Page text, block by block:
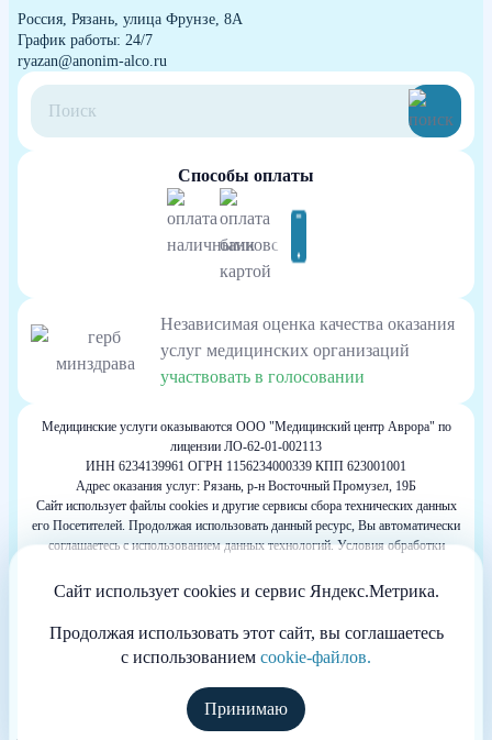
Россия, Рязань, улица Фрунзе, 8А
График работы: 24/7
ryazan@anonim-alco.ru
Способы оплаты
Независимая оценка качества оказания
услуг медицинских организаций
участвовать в голосовании
Медицинские услуги оказываются ООО "Медицинский центр Аврора" по
лицензии ЛО-62-01-002113
ИНН 6234139961 ОГРН 1156234000339 КПП 623001001
Адрес оказания услуг: Рязань, р-н Восточный Промузел, 19Б
Сайт использует файлы cookies и другие сервисы сбора технических данных
его Посетителей. Продолжая использовать данный ресурс, Вы автоматически
соглашаетесь с использованием данных технологий. Условия обработки
согласны с подобными условиями, просим покинуть наш Сайт.
Весь контент, размещенный на информационном ресурсе, предназначен для
личного ознакомления и не является офертой
Информация сайта не может служить источником постановки диагноза и
назначения лечения.
Сайт принадлежит частной компании, не размещающей на нём рекламу. Не
является официальным сайтом клиники. Основная миссия сайта состоит в
оказании медицинской и информационной помощи больным.
Сайт использует cookies и сервис Яндекс.Метрика.
Продолжая использовать этот сайт, вы соглашаетесь
с использованием cookie-файлов.
Принимаю